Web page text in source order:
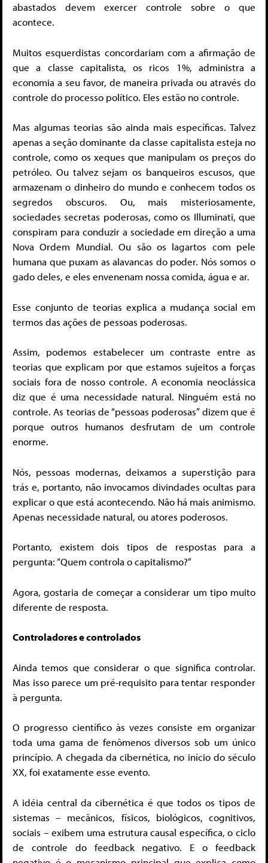
abastados devem exercer controle sobre o que
acontece.
Muitos esquerdistas concordariam com a afirmação de
que a classe capitalista, os ricos 1%, administra a
economia a seu favor, de maneira privada ou através do
controle do processo político. Eles estão no controle.
Mas algumas teorias são ainda mais específicas. Talvez
apenas a seção dominante da classe capitalista esteja no
controle, como os xeques que manipulam os preços do
petróleo. Ou talvez sejam os banqueiros escusos, que
armazenam o dinheiro do mundo e conhecem todos os
segredos obscuros. Ou, mais misteriosamente,
sociedades secretas poderosas, como os Illuminati, que
conspiram para conduzir a sociedade em direção a uma
Nova Ordem Mundial. Ou são os lagartos com pele
humana que puxam as alavancas do poder. Nós somos o
gado deles, e eles envenenam nossa comida, água e ar.
Esse conjunto de teorias explica a mudança social em
termos das ações de pessoas poderosas.
Assim, podemos estabelecer um contraste entre as
teorias que explicam por que estamos sujeitos a forças
sociais fora de nosso controle. A economia neoclássica
diz que é uma necessidade natural. Ninguém está no
controle. As teorias de “pessoas poderosas” dizem que é
porque outros humanos desfrutam de um controle
enorme.
Nós, pessoas modernas, deixamos a superstição para
trás e, portanto, não invocamos divindades ocultas para
explicar o que está acontecendo. Não há mais animismo.
Apenas necessidade natural, ou atores poderosos.
Portanto, existem dois tipos de respostas para a
pergunta: “Quem controla o capitalismo?”
Agora, gostaria de começar a considerar um tipo muito
diferente de resposta.
Controladores e controlados
Ainda temos que considerar o que significa controlar.
Mas isso parece um pré-requisito para tentar responder
à pergunta.
O progresso científico às vezes consiste em organizar
toda uma gama de fenômenos diversos sob um único
princípio. A chegada da cibernética, no início do século
XX, foi exatamente esse evento.
A idéia central da cibernética é que todos os tipos de
sistemas – mecânicos, físicos, biológicos, cognitivos,
sociais – exibem uma estrutura causal específica, o ciclo
de controle do feedback negativo. E o feedback